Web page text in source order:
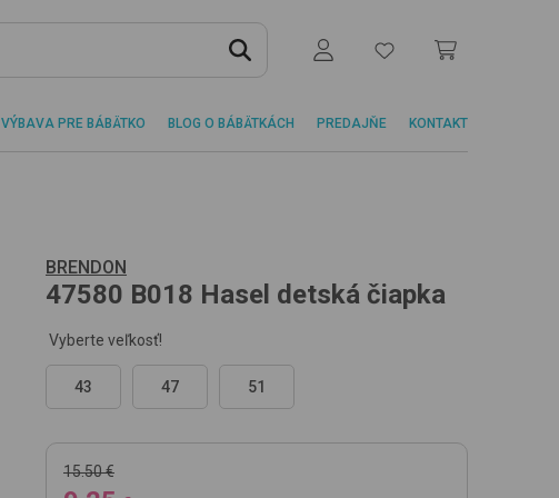
VÝBAVA PRE BÁBÄTKO BLOG O BÁBÄTKÁCH PREDAJŇE KONTAKT
BRENDON
47580 B018 Hasel detská čiapka
Vyberte veľkosť!
43 47 51
15.50 €